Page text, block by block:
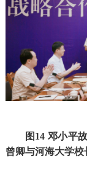
图14 邓小平
曾卿与河海大学校